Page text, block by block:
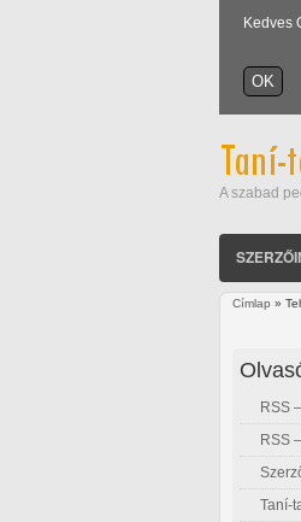
Kedves
A szabad
Címlap »
RSS
RSS
Taní-